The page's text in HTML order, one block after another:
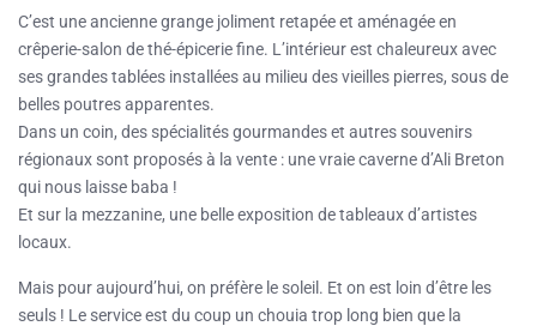
C’est une ancienne grange joliment retapée et aménagée en
crêperie-salon de thé-épicerie fine. L’intérieur est chaleureux avec
ses grandes tablées installées au milieu des vieilles pierres, sous de
belles poutres apparentes.
Dans un coin, des spécialités gourmandes et autres souvenirs
régionaux sont proposés à la vente : une vraie caverne d’Ali Breton
qui nous laisse baba !
Et sur la mezzanine, une belle exposition de tableaux d’artistes
locaux.
Mais pour aujourd’hui, on préfère le soleil. Et on est loin d’être les
seuls ! Le service est du coup un chouia trop long bien que la